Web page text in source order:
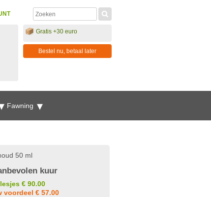
Gratis +30 euro
Bestel nu, betaal later
Fawning
50 ml
kuur
€ 90.00
voordeel € 57.00